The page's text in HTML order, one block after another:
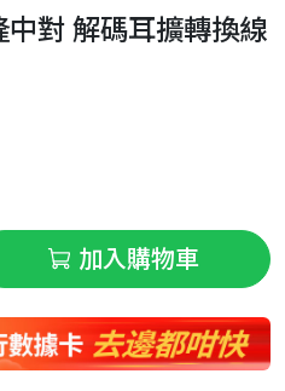
對 解碼耳擴轉換線
加入購物車